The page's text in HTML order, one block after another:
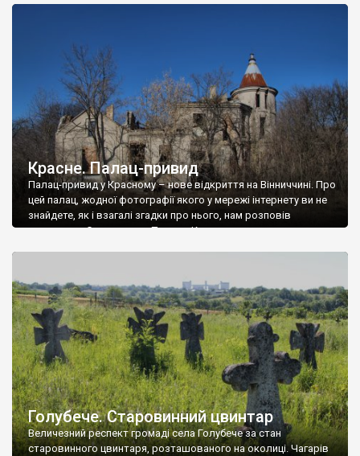
Красне. Палац-привид
Палац-привид у Красному – нове відкриття на Вінниччині. Про
цей палац, жодної фотографії якого у мережі інтернету ви не
знайдете, як і взагалі згадки про нього, нам розповів
мешканець Самгородка. Палац у Красному вразив не лише
Голубече. Старовинний цвинтар
Величезний респект громаді села Голубече за стан
старовинного цвинтаря, розташованого на околиці. Чагарів